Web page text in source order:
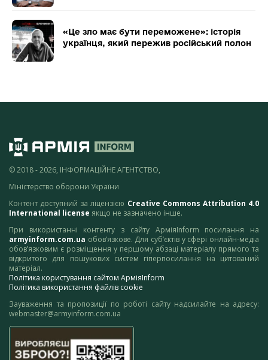
«Це зло має бути переможене»: історія
українця, який пережив російський полон
© 2018 - 2026, ІНФОРМАЦІЙНЕ АГЕНТСТВО,
Міністерство оборони України
Контент доступний за ліцензією Creative Commons Attribution 4.0
International license якщо не зазначено інше.
При використанні контенту з сайту АрміяInform посилання на
armyinform.com.ua обов’язкове. Для суб’єктів у сфері онлайн-медіа
обов’язковим є розміщення у першому абзаці матеріалу прямого та
відкритого для пошукових систем гіперпосилання на цитований
матеріал.
Політика користування сайтом АрміяInform
Політика використання файлів cookie
Зауваження та пропозиції по роботі сайту надсилайте на адресу:
webmaster@armyinform.com.ua